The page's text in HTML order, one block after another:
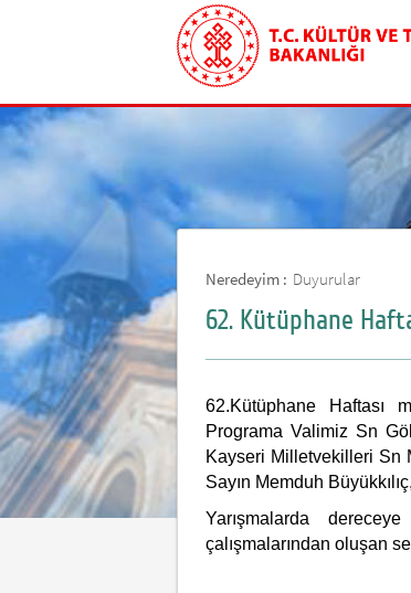
Neredeyim : Duyurular
62. Kütüphane
62.Kütüphane Haftası
Programa Valimiz Sn
Kayseri Milletvekilleri Sn
Sayın Memduh
Yarışmalarda
çalışmalarından oluşan